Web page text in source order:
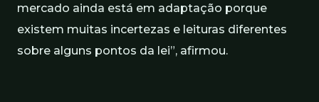
mercado ainda está em adaptação porque
existem muitas incertezas e leituras diferentes
sobre alguns pontos da lei”, afirmou.